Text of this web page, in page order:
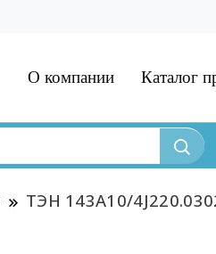
О компании Каталог
ТЭН 143А10/